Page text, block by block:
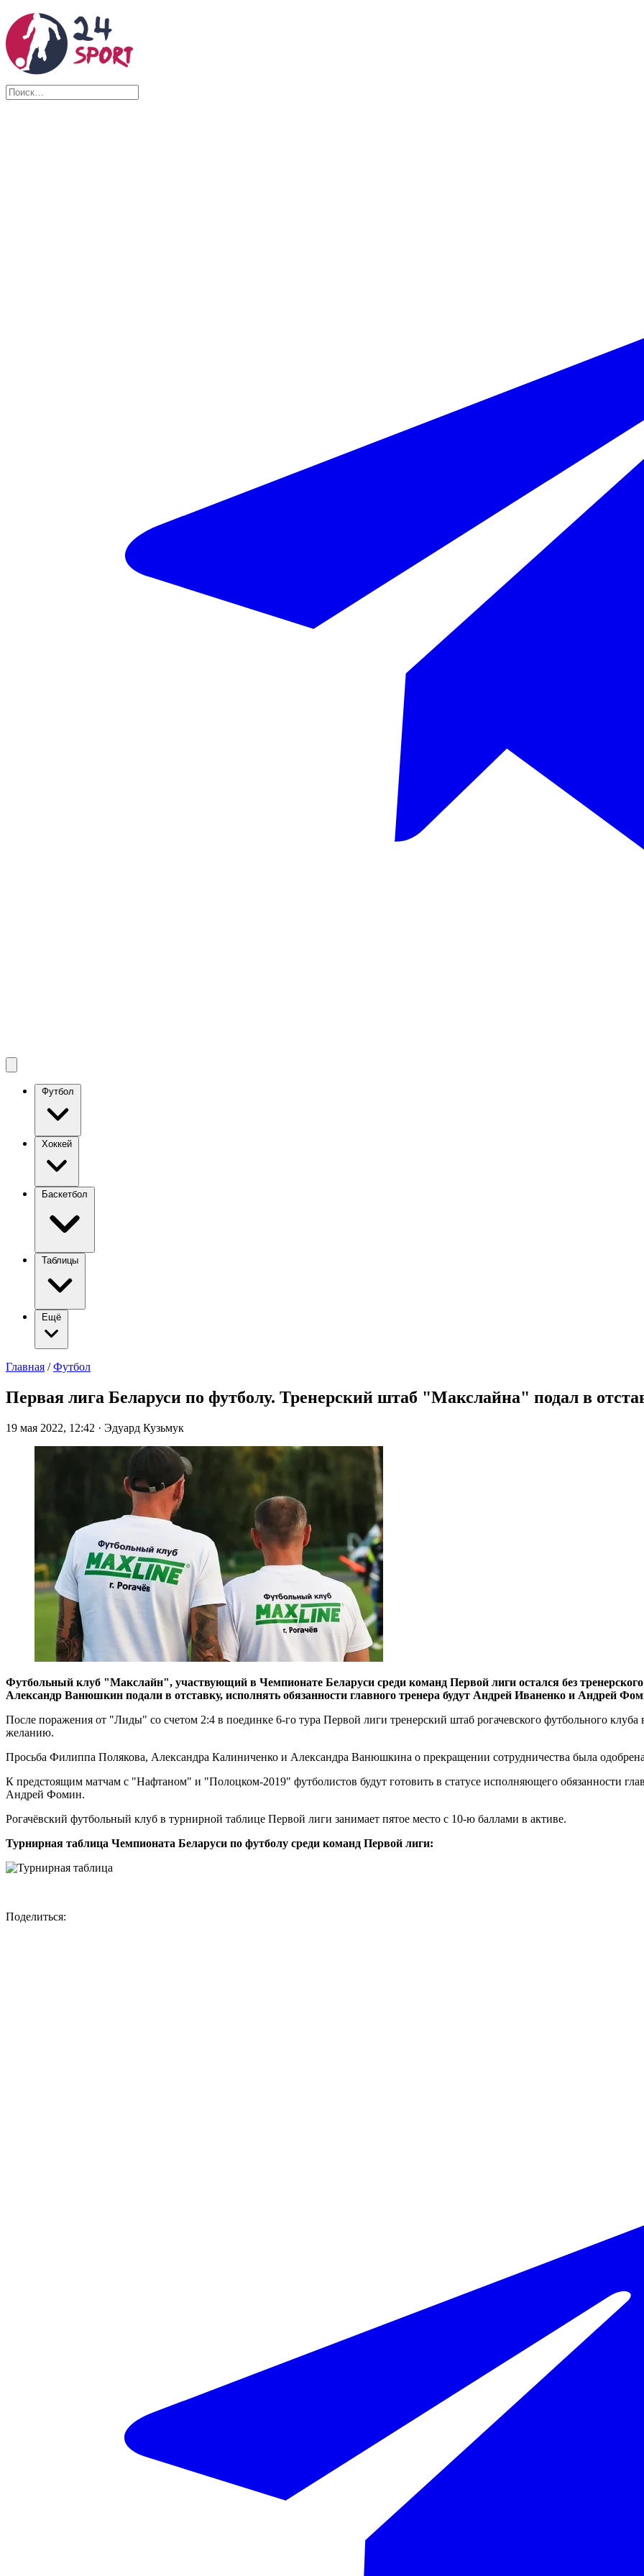
Футбол
Хоккей
Баскетбол
Таблицы
Ещё
Главная / Футбол
Первая лига Беларуси по футболу. Тренерский штаб "Макслайна" подал в
19 мая 2022, 12:42 · Эдуард Кузьмук
Футбольный клуб "Макслайн", участвующий в Чемпионате Беларуси среди команд Первой лиги остался без
Александр Ванюшкин подали в отставку, исполнять обязанности главного тренера будут Андрей Иваненко и Андрей
После поражения от "Лиды" со счетом 2:4 в поединке 6-го тура Первой лиги тренерский штаб рогачевского футбольного клуба
желанию.
Просьба Филиппа Полякова, Александра Калиниченко и Александра Ванюшкина о прекращении сотрудничества была
К предстоящим матчам с "Нафтаном" и "Полоцком-2019" футболистов будут готовить в статусе исполняющего обязанности
Андрей Фомин.
Рогачёвский футбольный клуб в турнирной таблице Первой лиги занимает пятое место с 10-ю баллами в активе.
Турнирная таблица Чемпионата Беларуси по футболу среди команд Первой лиги:
Поделиться: